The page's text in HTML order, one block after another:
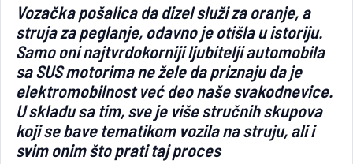
Vozačka pošalica da dizel služi za oranje, a
struja za peglanje, odavno je otišla u istoriju.
Samo oni najtvrdokorniji ljubitelji automobila
sa SUS motorima ne žele da priznaju da je
elektromobilnost već deo naše svakodnevice.
U skladu sa tim, sve je više stručnih skupova
koji se bave tematikom vozila na struju, ali i
svim onim što prati taj proces